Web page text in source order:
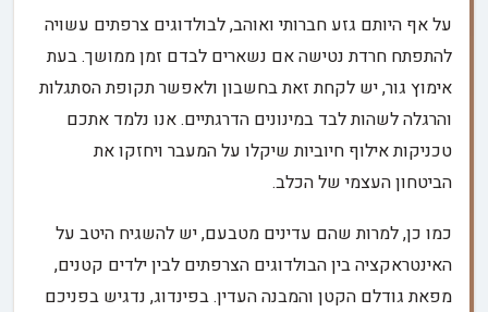
על אף היותם גזע חברותי ואוהב, לבולדוגים צרפתים עשויה
להתפתח חרדת נטישה אם נשארים לבדם זמן ממושך. בעת
אימוץ גור, יש לקחת זאת בחשבון ולאפשר תקופת הסתגלות
והרגלה לשהות לבד במינונים הדרגתיים. אנו נלמד אתכם
טכניקות אילוף חיוביות שיקלו על המעבר ויחזקו את
הביטחון העצמי של הכלב.
כמו כן, למרות שהם עדינים מטבעם, יש להשגיח היטב על
האינטראקציה בין הבולדוגים הצרפתים לבין ילדים קטנים,
מפאת גודלם הקטן והמבנה העדין. בפינדוג, נדגיש בפניכם